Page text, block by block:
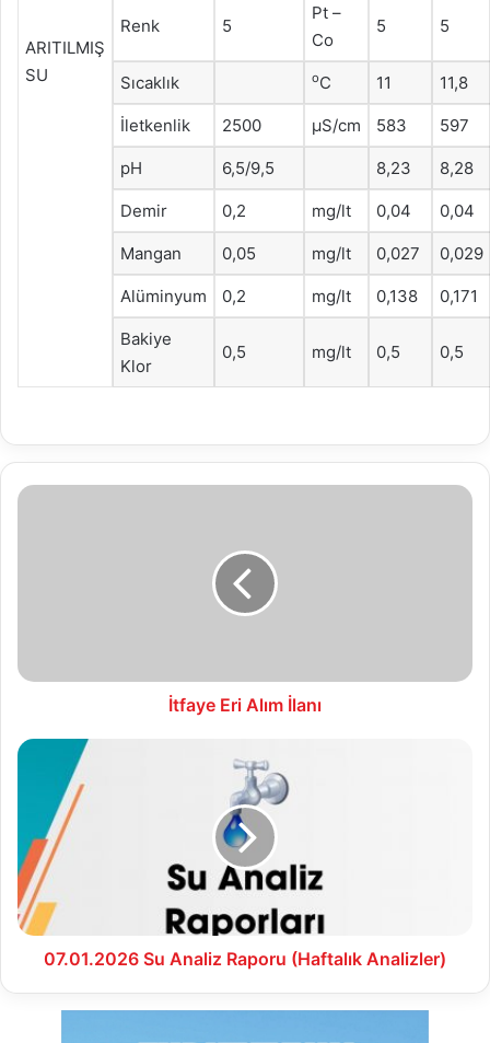
ARITILMIŞ
SU
Renk 5
Pt –
Co
5 5
Sıcaklık oC 11 11,8
İletkenlik 2500 μS/cm 583 597
pH 6,5/9,5 8,23 8,28
Demir 0,2 mg/lt 0,04 0,04
Mangan 0,05 mg/lt 0,027 0,029
Alüminyum 0,2 mg/lt 0,138 0,171
Bakiye
Klor
0,5 mg/lt 0,5 0,5
İtfaye
İtfaye Eri Alım İlanı
07.01.2026
Raporu
(Haftalık
Analizler)
07.01.2026 Su Analiz Raporu (Haftalık Analizler)